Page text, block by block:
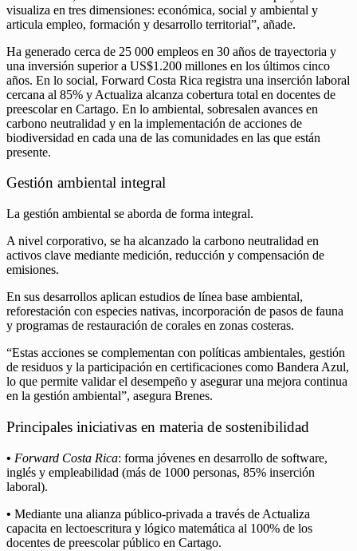
visualiza en tres dimensiones: económica, social y ambiental y
articula empleo, formación y desarrollo territorial”, añade.
Ha generado cerca de 25 000 empleos en 30 años de trayectoria y
una inversión superior a US$1.200 millones en los últimos cinco
años. En lo social, Forward Costa Rica registra una inserción laboral
cercana al 85% y Actualiza alcanza cobertura total en docentes de
preescolar en Cartago. En lo ambiental, sobresalen avances en
carbono neutralidad y en la implementación de acciones de
biodiversidad en cada una de las comunidades en las que están
presente.
Gestión ambiental integral
La gestión ambiental se aborda de forma integral.
A nivel corporativo, se ha alcanzado la carbono neutralidad en
activos clave mediante medición, reducción y compensación de
emisiones.
En sus desarrollos aplican estudios de línea base ambiental,
reforestación con especies nativas, incorporación de pasos de fauna
y programas de restauración de corales en zonas costeras.
“Estas acciones se complementan con políticas ambientales, gestión
de residuos y la participación en certificaciones como Bandera Azul,
lo que permite validar el desempeño y asegurar una mejora continua
en la gestión ambiental”, asegura Brenes.
Principales iniciativas en materia de sostenibilidad
• Forward Costa Rica: forma jóvenes en desarrollo de software,
inglés y empleabilidad (más de 1000 personas, 85% inserción
laboral).
• Mediante una alianza público-privada a través de Actualiza
capacita en lectoescritura y lógico matemática al 100% de los
docentes de preescolar público en Cartago.